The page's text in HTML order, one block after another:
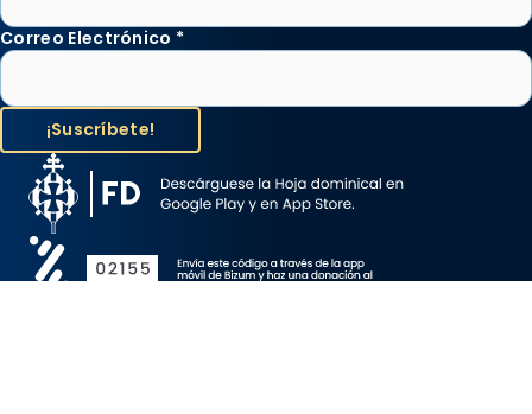
Correo Electrónico *